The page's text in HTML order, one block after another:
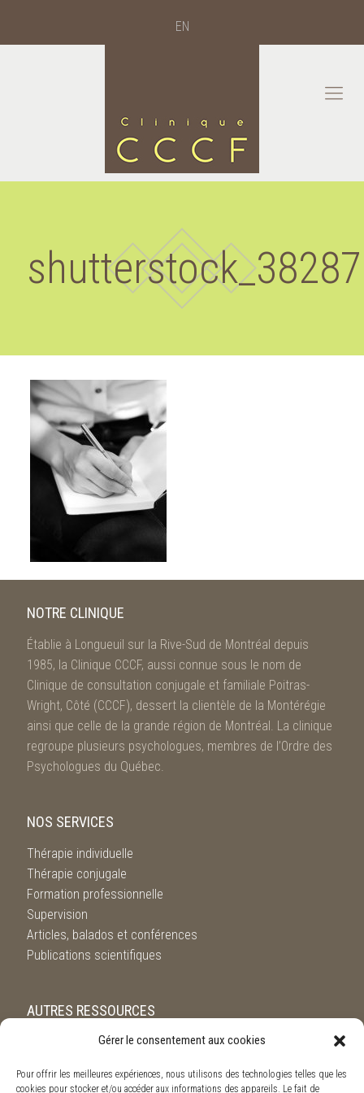
Gérer le consentement aux cookies
Pour offrir les meilleures expériences, nous utilisons des technologies telles que les
cookies pour stocker et/ou accéder aux informations des appareils. Le fait de
EN
NOTRE CLINIQUE
Établie à Longueuil sur la Rive-Sud de Montréal depuis
1985, la Clinique CCCF, aussi connue sous le nom de
Clinique de consultation conjugale et familiale Poitras-
Wright, Côté (CCCF), dessert la clientèle de la Montérégie
ainsi que celle de la grande région de Montréal. La clinique
regroupe plusieurs psychologues, membres de l’Ordre des
Psychologues du Québec.
NOS SERVICES
Thérapie individuelle
Thérapie conjugale
Formation professionnelle
Supervision
Articles, balados et conférences
Publications scientifiques
AUTRES RESSOURCES
Service de référence de l’Ordre des Psychologues du
Suicide.ca